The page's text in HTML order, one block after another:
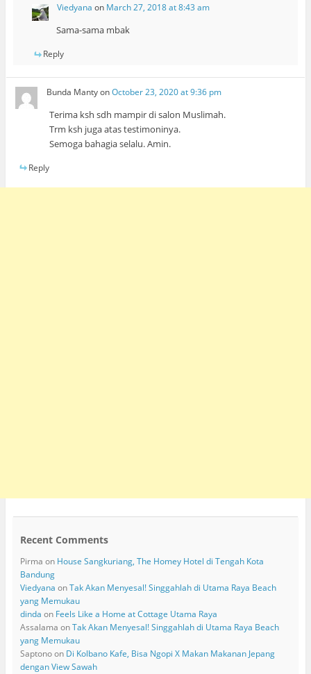
Viedyana on March 27, 2018 at 8:43 am
Sama-sama mbak
Reply
Bunda MantyonOctober 23, 2020 at 9:36 pm
Terima ksh sdh mampir di salon Muslimah.
Trm ksh juga atas testimoninya.
Semoga bahagia selalu. Amin.
Reply
Recent Comments
Pirma on House Sangkuriang, The Homey Hotel di Tengah Kota
Bandung
Viedyana onTak Akan Menyesal! Singgahlah di Utama Raya Beach
yang Memukau
dinda on Feels Like a Home at Cottage Utama Raya
Assalama onTak Akan Menyesal! Singgahlah di Utama Raya Beach
yang Memukau
Saptonoon Di Kolbano Kafe, Bisa Ngopi X Makan Makanan Jepang
dengan View Sawah